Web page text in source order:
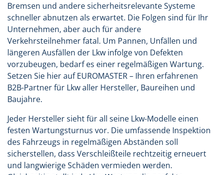
Bremsen und andere sicherheitsrelevante Systeme
schneller abnutzen als erwartet. Die Folgen sind für Ihr
Unternehmen, aber auch für andere
Verkehrsteilnehmer fatal. Um Pannen, Unfällen und
längeren Ausfällen der Lkw infolge von Defekten
vorzubeugen, bedarf es einer regelmäßigen Wartung.
Setzen Sie hier auf EUROMASTER – Ihren erfahrenen
B2B-Partner für Lkw aller Hersteller, Baureihen und
Baujahre.
Jeder Hersteller sieht für all seine Lkw-Modelle einen
festen Wartungsturnus vor. Die umfassende Inspektion
des Fahrzeugs in regelmäßigen Abständen soll
sicherstellen, dass Verschleißteile rechtzeitig erneuert
und langwierige Schäden vermieden werden.